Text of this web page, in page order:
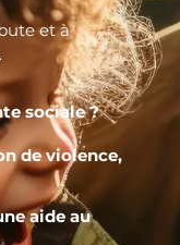
et à
sociale ?
de violence,
aide au